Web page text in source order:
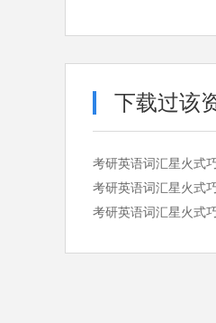
下载过该
考研英语词汇星火式
考研英语词汇星火式
考研英语词汇星火式